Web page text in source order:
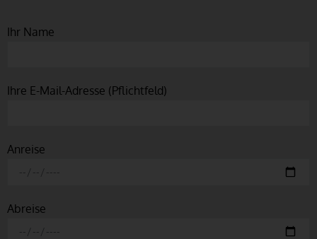
Ihr Name
Ihre E-Mail-Adresse (Pflichtfeld)
Anreise
Abreise